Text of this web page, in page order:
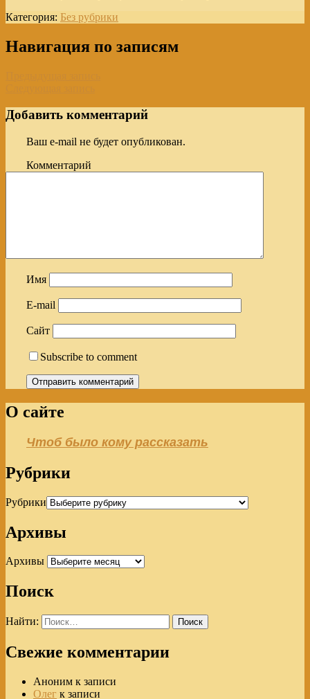
Категория: Без рубрики
Навигация по записям
Добавить комментарий
Ваш e-mail не будет опубликован.
Комментарий
Имя
E-mail
Сайт
Subscribe to comment
О сайте
Чтоб было кому рассказать
Рубрики
Рубрики
Архивы
Архивы
Поиск
Найти:
Свежие комментарии
Аноним к записи
Олег к записи